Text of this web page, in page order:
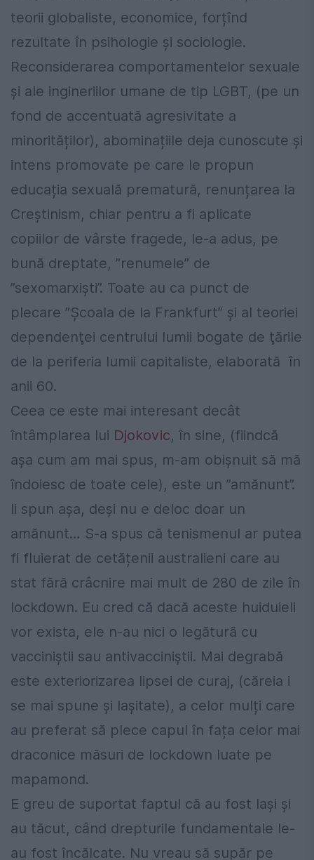
teorii globaliste, economice, forțînd
rezultate în psihologie şi sociologie.
Reconsiderarea comportamentelor sexuale
și ale ingineriilor umane de tip LGBT, (pe un
fond de accentuată agresivitate a
minorităților), abominațiile deja cunoscute și
intens promovate pe care le propun
educația sexuală prematură, renunțarea la
Creștinism, chiar pentru a fi aplicate
copiilor de vârste fragede, le-a adus, pe
bună dreptate, ”renumele” de
”sexomarxiști”. Toate au ca punct de
plecare ”Şcoala de la Frankfurt” şi al teoriei
dependenţei centrului lumii bogate de ţările
de la periferia lumii capitaliste, elaborată în
anii 60.
Ceea ce este mai interesant decât
întâmplarea lui Djokovic, în sine, (fiindcă
așa cum am mai spus, m-am obișnuit să mă
îndoiesc de toate cele), este un ”amănunt”.
Ii spun așa, deși nu e deloc doar un
amănunt… S-a spus că tenismenul ar putea
fi fluierat de cetățenii australieni care au
stat fără crâcnire mai mult de 280 de zile în
lockdown. Eu cred că dacă aceste huiduieli
vor exista, ele n-au nici o legătură cu
vacciniștii sau antivacciniștii. Mai degrabă
este exteriorizarea lipsei de curaj, (căreia i
se mai spune și lașitate), a celor mulți care
au preferat să plece capul în fața celor mai
draconice măsuri de lockdown luate pe
mapamond.
E greu de suportat faptul că au fost lași și
au tăcut, când drepturile fundamentale le-
au fost încălcate. Nu vreau să supăr pe